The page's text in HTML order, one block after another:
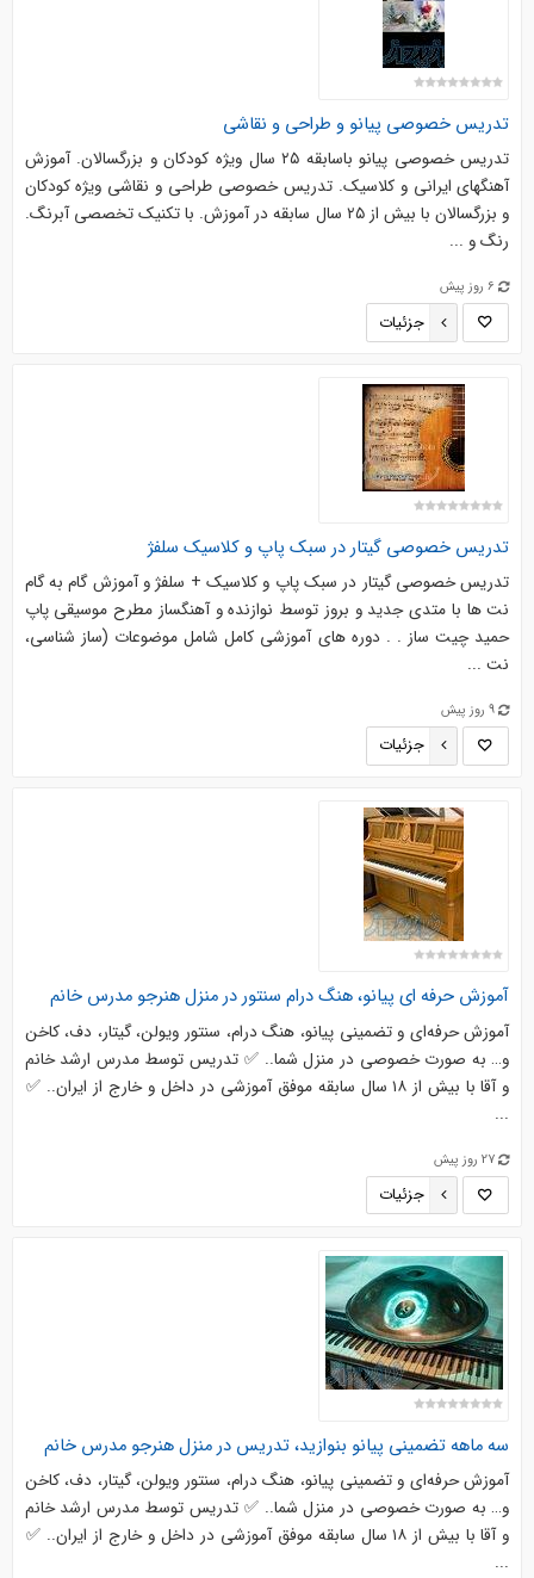
تدریس خصوصی پیانو و طراحی و نقاشی
تدریس خصوصی پیانو باسابقه ۲۵ سال ویژه کودکان و بزرگسالان. آموزش
آهنگهای ایرانی و کلاسیک. تدریس خصوصی طراحی و نقاشی ویژه کودکان
و بزرگسالان با بیش از ۲۵ سال سابقه در آموزش. با تکنیک تخصصی آبرنگ.
رنگ و ...
6 روز پیش
جزئیات
تدريس خصوصي گيتار در سبک پاپ و کلاسیک سلفژ
تدريس خصوصي گيتار در سبك پاپ و كلاسيك + سلفژ و آموزش گام به گام
نت ها با متدی جديد و بروز توسط نوازنده و آهنگساز مطرح موسیقی پاپ
حميد چيت ساز . . دوره های آموزشی کامل شامل موضوعات (ساز شناسی،
نت ...
9 روز پیش
جزئیات
آموزش حرفه ای پیانو، هنگ درام سنتور در منزل هنرجو مدرس خانم
آموزش حرفه‌ای و تضمینی پیانو، هنگ درام، سنتور ویولن، گیتار، دف، کاخن
و… به‌ صورت خصوصی در منزل شما.. ✅ تدریس توسط مدرس ارشد خانم
و آقا با بیش از ۱۸ سال سابقه موفق آموزشی در داخل و خارج از ایران.. ✅
...
27 روز پیش
جزئیات
سه ماهه تضمینی پیانو بنوازید، تدریس در منزل هنرجو مدرس خانم
آموزش حرفه‌ای و تضمینی پیانو، هنگ درام، سنتور ویولن، گیتار، دف، کاخن
و… به‌ صورت خصوصی در منزل شما.. ✅ تدریس توسط مدرس ارشد خانم
و آقا با بیش از ۱۸ سال سابقه موفق آموزشی در داخل و خارج از ایران.. ✅
...